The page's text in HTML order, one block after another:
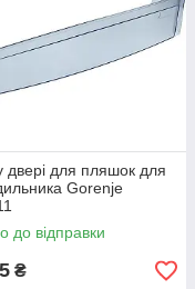
різної електроніки
різноманітні
моделей, у тому числі
двері для пляшок для
Gorenje
до відправки
₴